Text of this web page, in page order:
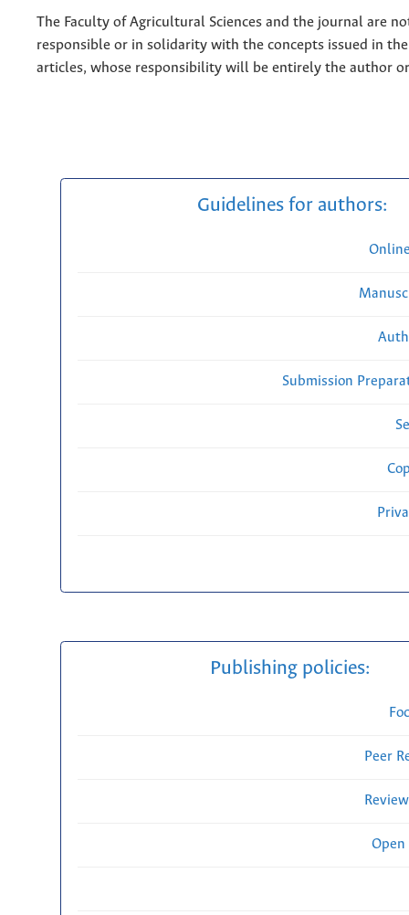
The Faculty of Agricultural Sciences and the journal are
responsible or in solidarity with the concepts issued in
articles, whose responsibility will be entirely the author
Guidelines for authors:
Submission
Publishing policies:
Peer
Open